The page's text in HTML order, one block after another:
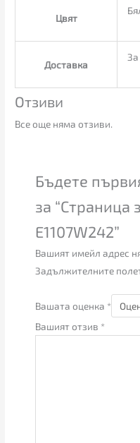
Цвят
Доставка
Отзиви
Все още няма отзиви.
Бъдете
за “Страница
E1107W242”
Вашият имейл адрес
Задължителните
Вашата оценка *
Вашият отзив *